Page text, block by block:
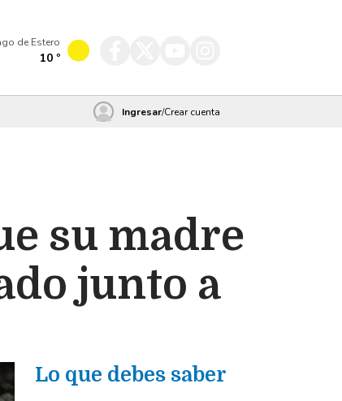
de Estero
10 º
Ingresar/Crear cuenta
su madre
junto a
Lo que debes saber